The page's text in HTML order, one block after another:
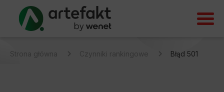
Strona główna Czynniki rankingowe Błąd 501